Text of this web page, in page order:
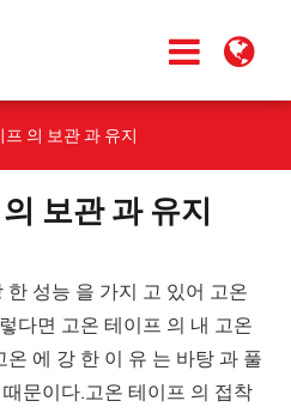
프 의 보관 과 유지
보관 과 유지
성능 을 가지 고 있어 고온
다면 고온 테이프 의 내 고온
에 강 한 이 유 는 바탕 과 풀
문이다.고온 테이프 의 접착